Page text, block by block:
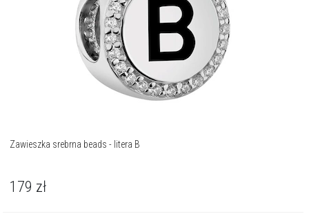
Zawieszka srebrna beads - litera B
179 zł